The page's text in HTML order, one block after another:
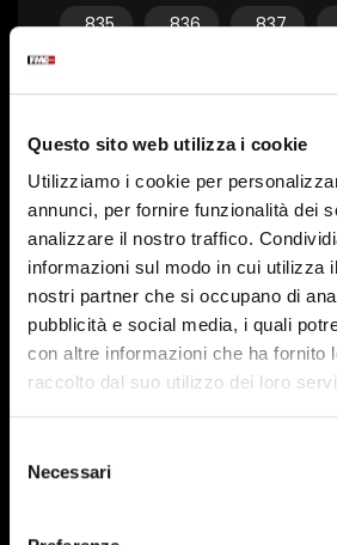
Questo sito web utilizza i cookie
Utilizziamo i cookie per
annunci, per fornire funzionalità dei
analizzare il nostro traffico.
informazioni sul modo in cui utilizza
nostri partner che si occupano di
pubblicità e social media, i quali
con altre informazioni che ha fornito
raccolto dal suo utilizzo dei loro
delNecessari
835
836 837
855
856 857
860
861 862
865
866 867
870
871 872
875
876 877
885